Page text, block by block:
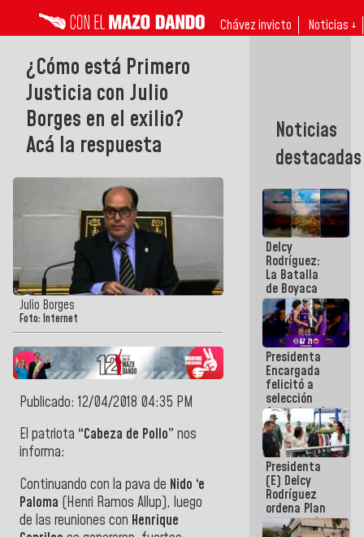
Chávez invicto Noticias ↓
¿Cómo está Primero
Justicia con Julio
Borges en el exilio?
Acá la respuesta
Julio Borges
Foto: Internet
Publicado: 12/04/2018 04:35 PM
El patriota “Cabeza de Pollo” nos
informa:
Continuando con la pava de Nido ‘e
Paloma (Henri Ramos Allup), luego
de las reuniones con Henrique
Noticias
destacadas
Delcy
Rodríguez:
La Batalla
de Boyaca
representa
un capítulo
decisivo en
la gesta
emancipadora
de nuestra
América
Presidenta
Encargada
felicitó a
selección
femenina de
baloncesto
por su
clasificación
a la
AmeriCup
2027
Presidenta
(E) Delcy
Rodríguez
ordena Plan
maestro de